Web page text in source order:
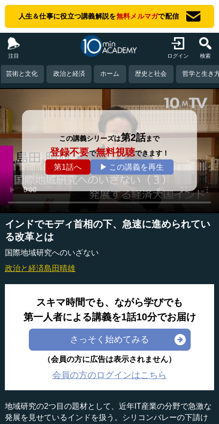
人生＆仕事に役立つ講義解説を無料メルマガで配信
注目 ログイン 検索
芸術と文化 政治と経済 ホーム 歴史と社会 哲学と生き
この講義シリーズは第2話まで
登録不要で無料視聴できます！
第1話へ ▶ この講義を再生
インドでモディ首相の下、急速に進められてい
る改革とは
国際地域研究へのいざない
政治と経済島田晴雄
スキマ時間でも、ながら学びでも
第一人者による講義を1話10分でお届け
さっそく始めてみる
（会員の方に広告は表示されません）
会員の方のログインはこちら
地域研究の2つ目の題材として、近年IT産業の分野で急激な
発展を見せているインドを扱う。シリコンバレーの下請け